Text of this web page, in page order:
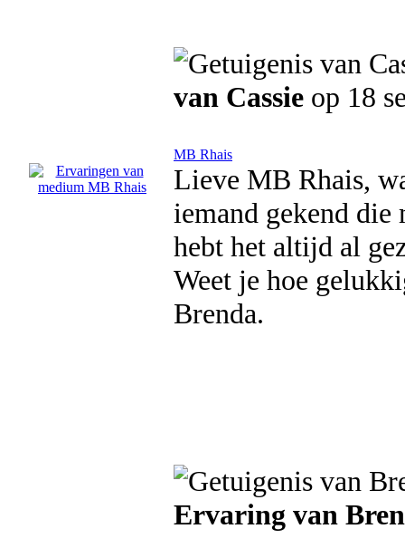
van Cassie op 18
MB Rhais
Lieve MB Rhais,
iemand gekend
hebt het altijd al
Weet je hoe
Brenda.
Ervaring van